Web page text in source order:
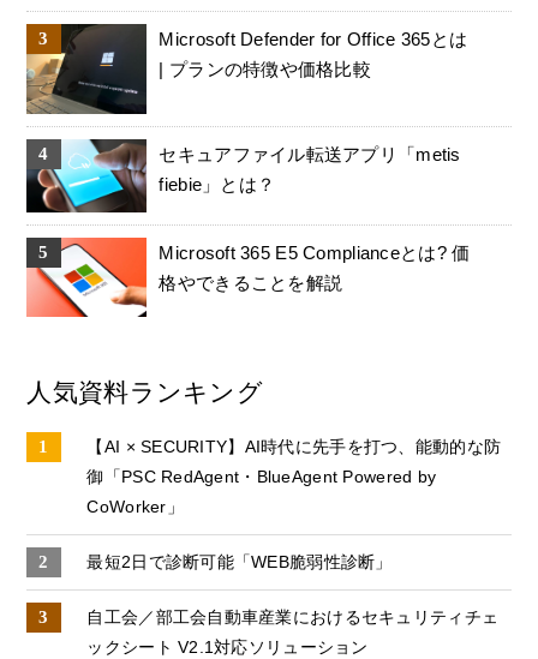
Microsoft Defender for Office 365とは
| プランの特徴や価格比較
セキュアファイル転送アプリ「metis
fiebie」とは？
Microsoft 365 E5 Complianceとは? 価
格やできることを解説
人気資料ランキング
【AI × SECURITY】AI時代に先手を打つ、能動的な防
御「PSC RedAgent・BlueAgent Powered by
CoWorker」
最短2日で診断可能「WEB脆弱性診断」
自工会／部工会自動車産業におけるセキュリティチェ
ックシート V2.1対応ソリューション